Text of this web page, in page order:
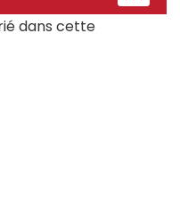
dans cette